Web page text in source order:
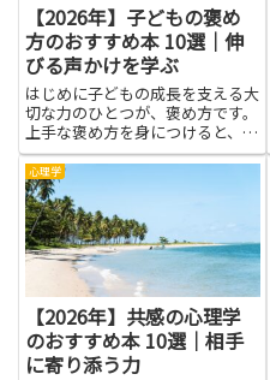
【2026年】子どもの褒め
方のおすすめ本 10選｜伸
びる声かけを学ぶ
はじめに子どもの成長を支える大
切な力のひとつが、褒め方です。
上手な褒め方を身につけると、子
どもは自分の良いところを自分で
認めやすくなり、学ぶ楽しさを感
じやすくなります。この記事で
は、子どもの褒め方を学ぶことで
得られる具体的なメリットを、や
さ...
心理学
【2026年】共感の心理学
のおすすめ本 10選｜相手
に寄り添う力